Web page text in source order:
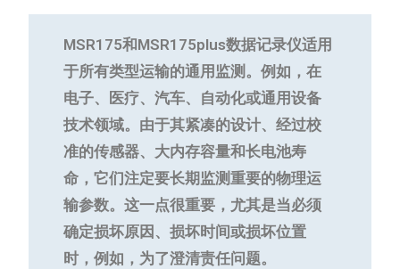
MSR175和MSR175plus数据记录仪适用
于所有类型运输的通用监测。例如，在
电子、医疗、汽车、自动化或通用设备
技术领域。由于其紧凑的设计、经过校
准的传感器、大内存容量和长电池寿
命，它们注定要长期监测重要的物理运
输参数。这一点很重要，尤其是当必须
确定损坏原因、损坏时间或损坏位置
时，例如，为了澄清责任问题。